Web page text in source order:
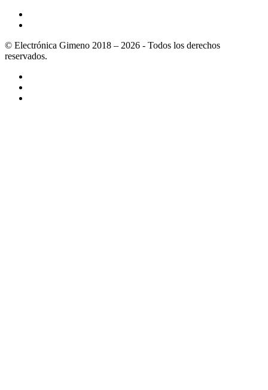
© Electrónica Gimeno 2018 – 2026 - Todos los derechos
reservados.